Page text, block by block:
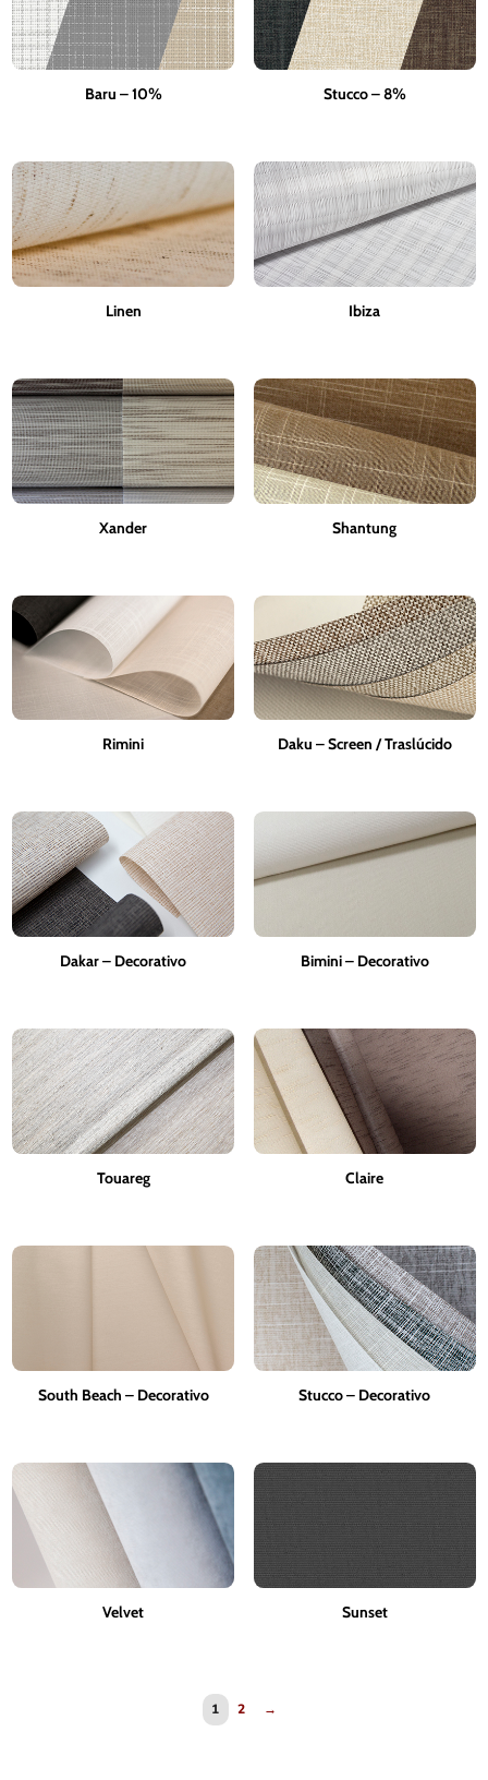
Baru – 10% Stucco – 8%
Linen Ibiza
Xander Shantung
Rimini Daku – Screen / Traslúcido
Dakar – Decorativo Bimini – Decorativo
Touareg Claire
South Beach – Decorativo Stucco – Decorativo
Velvet Sunset
1 2 →